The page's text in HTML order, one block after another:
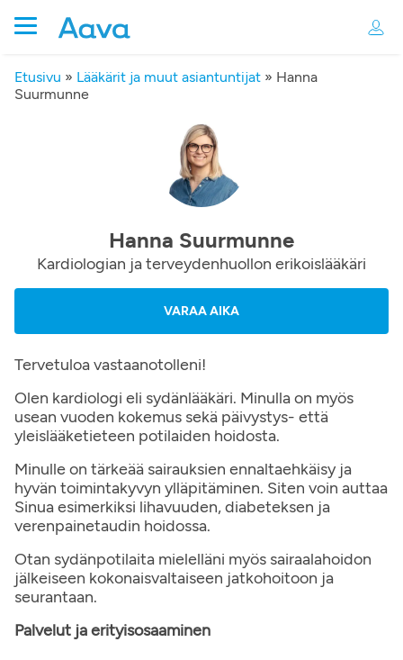
Etusivu » Lääkärit ja muut asiantuntijat » Hanna
Suurmunne
Hanna Suurmunne
Kardiologian ja terveydenhuollon erikoislääkäri
VARAA AIKA
Tervetuloa vastaanotolleni!
Olen kardiologi eli sydänlääkäri. Minulla on myös
usean vuoden kokemus sekä päivystys- että
yleislääketieteen potilaiden hoidosta.
Minulle on tärkeää sairauksien ennaltaehkäisy ja
hyvän toimintakyvyn ylläpitäminen. Siten voin auttaa
Sinua esimerkiksi lihavuuden, diabeteksen ja
verenpainetaudin hoidossa.
Otan sydänpotilaita mielelläni myös sairaalahoidon
jälkeiseen kokonaisvaltaiseen jatkohoitoon ja
seurantaan.
Palvelut ja erityisosaaminen